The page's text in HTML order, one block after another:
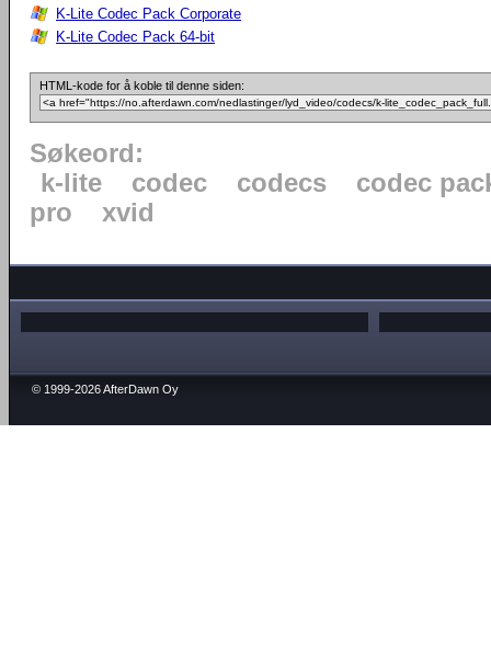
K-Lite Codec Pack Corporate
K-Lite Codec Pack 64-bit
HTML-kode for å koble til denne siden:
Søkeord:
k-lite
codec codecs
codec
pro
xvid
© 1999-2026 AfterDawn Oy